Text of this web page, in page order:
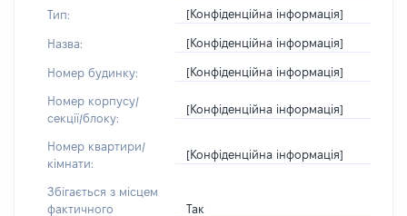
Тип: [Конфіденційна інформація]
Назва: [Конфіденційна інформація]
Номер будинку: [Конфіденційна інформація]
Номер корпусу/
секції/блоку:
[Конфіденційна інформація]
Номер квартири/
кімнати:
[Конфіденційна інформація]
Збігається з місцем
фактичного
Так